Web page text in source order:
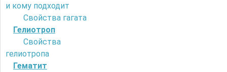
и кому подходит
Свойства гагата
Гелиотроп
Свойства
гелиотропа
Гематит